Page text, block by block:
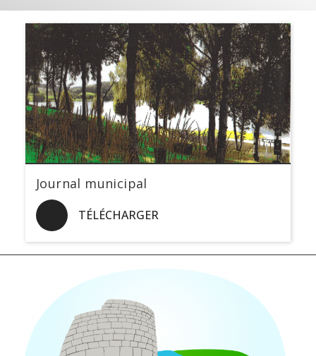
Journal municipal
TÉLÉCHARGER